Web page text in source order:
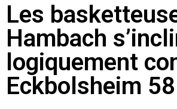
Les
Hambach
logiquement
Eckbolsheim